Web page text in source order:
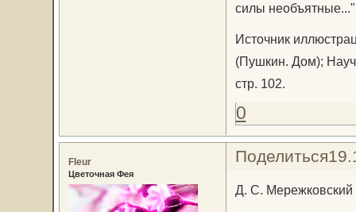
силы необъятные..."
Источник
(Пушкин. Дом);
стр. 102.
0
Поделиться
Fleur
Цветочная Фея
Д. С. Мережковский